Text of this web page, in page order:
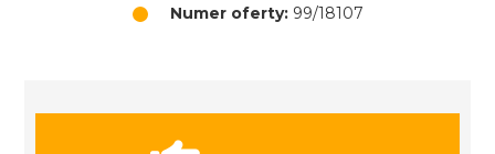
Numer oferty:99/18107